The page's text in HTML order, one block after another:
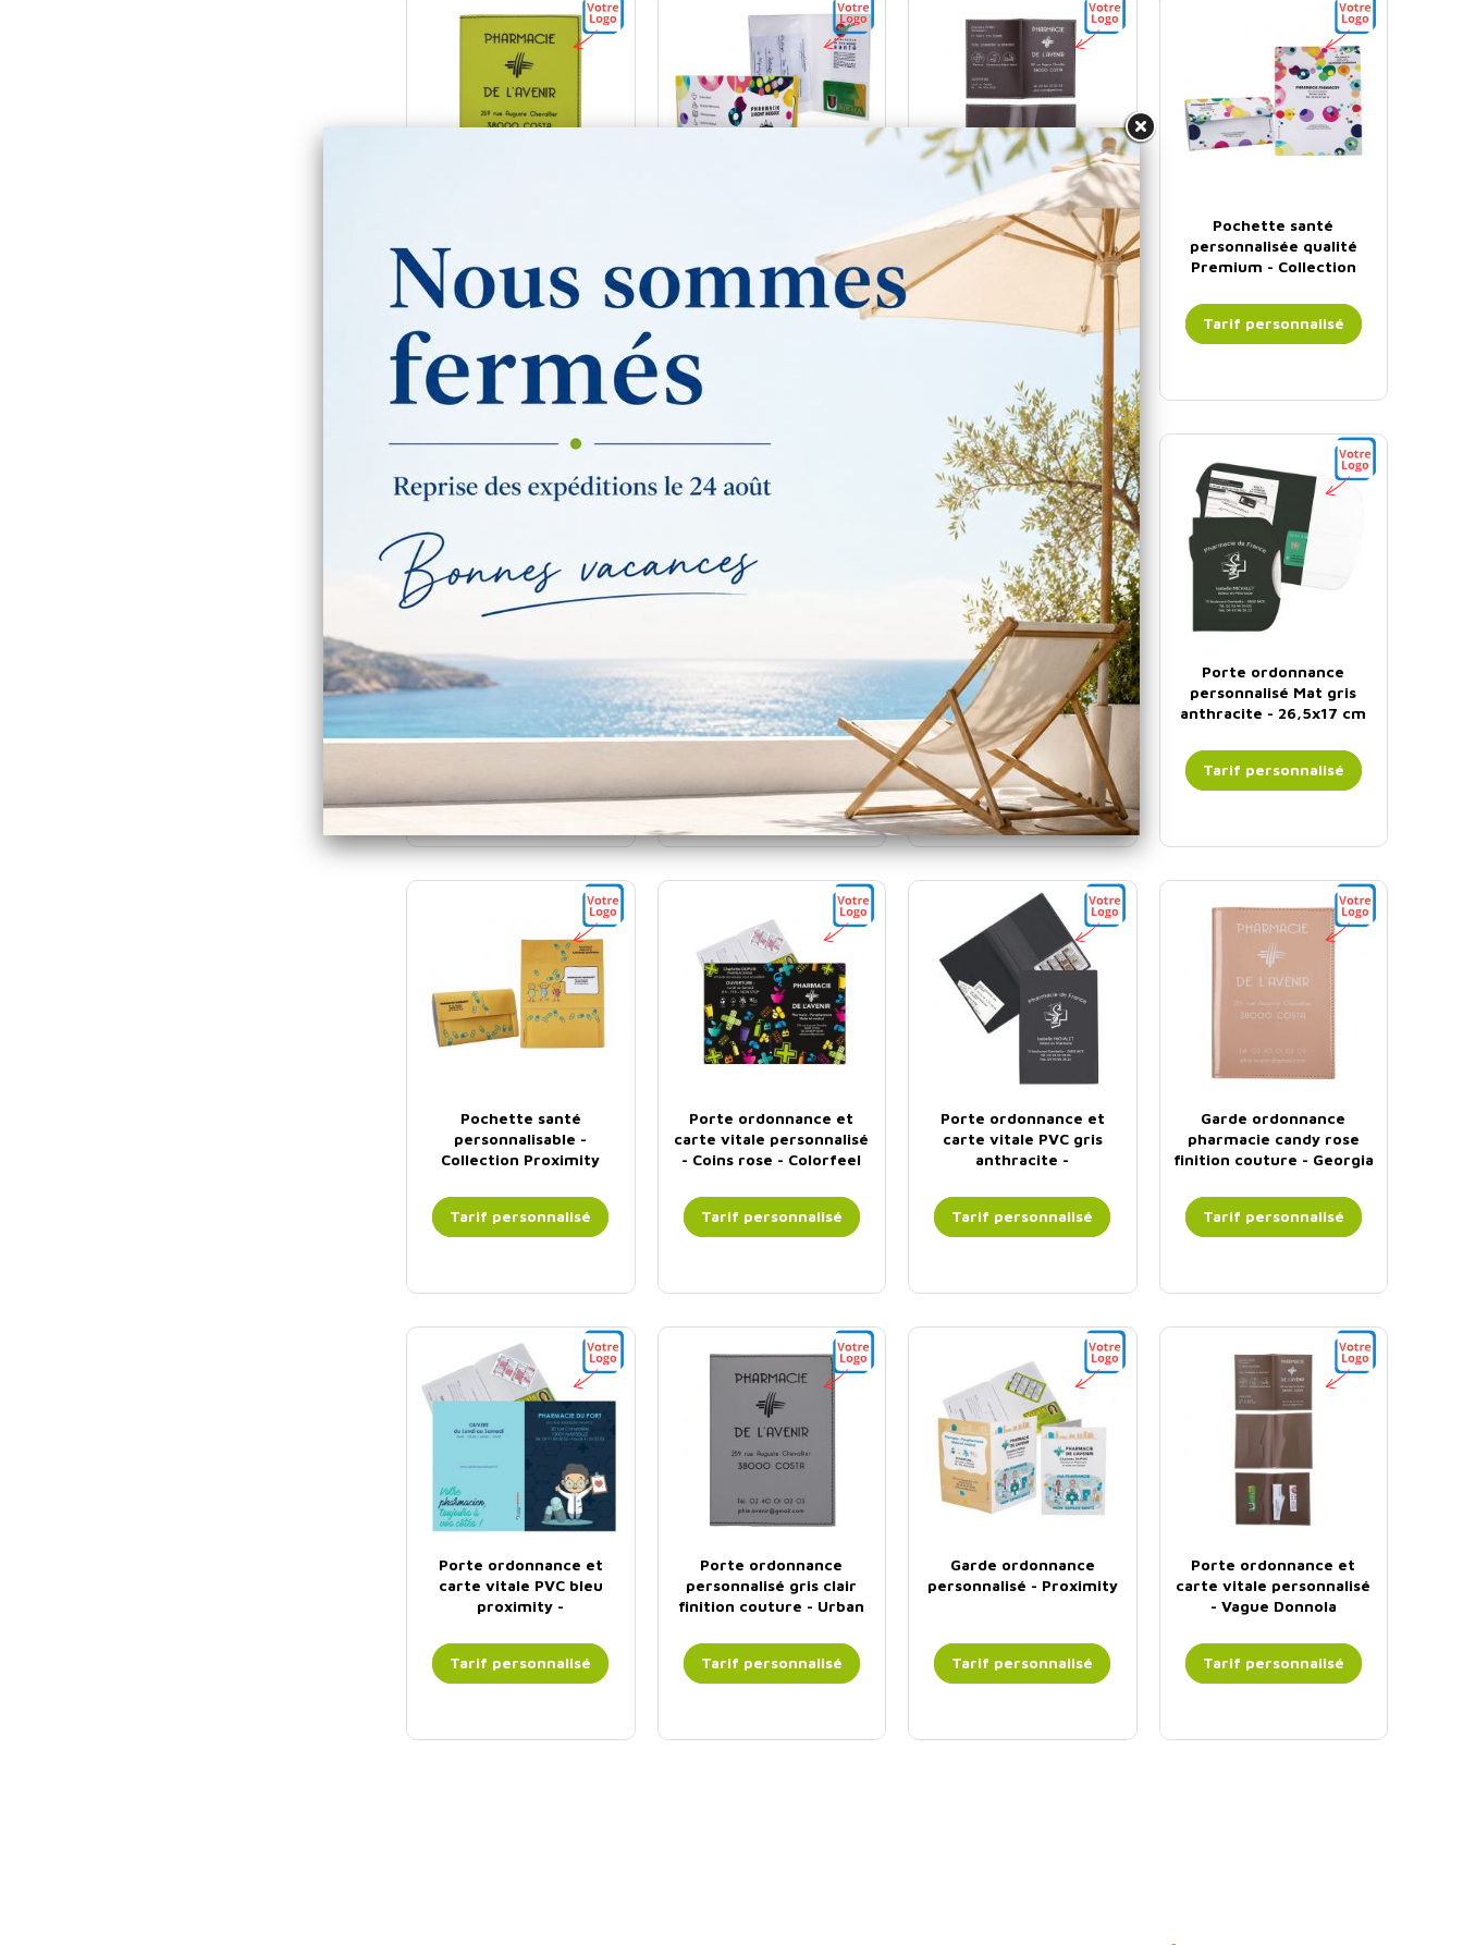
personnalisé vert anis
finition couture - Urban
personnalisé qualité
Premium - Collection
Colorfeel Pop
Porte ordonnance et
carte vitale personnalisé
- Vague Scuro Collection
Tarif personnalisé
Pochette santé
personnalisée qualité
Premium - Collection
Tarif personnalisé
Porte ordonnance et
carte vitale PVC blanc -
personnalisable - 23,7x17
cm
Garde ordonnance
pharmacie rose finition
couture - Manhattan
Georgia
Pochette santé 3 volets -
Coins rose - Colorfeel
Flash
Tarif personnalisé
Porte ordonnance
personnalisé Mat gris
anthracite - 26,5x17 cm
Tarif personnalisé
Pochette santé
personnalisable -
Collection Proximity
Tarif personnalisé
Porte ordonnance et
carte vitale personnalisé
- Coins rose - Colorfeel
Tarif personnalisé
Porte ordonnance et
carte vitale PVC gris
anthracite -
Tarif personnalisé
Garde ordonnance
pharmacie candy rose
finition couture - Georgia
Tarif personnalisé
Porte ordonnance et
carte vitale PVC bleu
proximity -
Tarif personnalisé
Porte ordonnance
personnalisé gris clair
finition couture - Urban
Tarif personnalisé
Garde ordonnance
personnalisé - Proximity
Tarif personnalisé
Porte ordonnance et
carte vitale personnalisé
- Vague Donnola
Tarif personnalisé